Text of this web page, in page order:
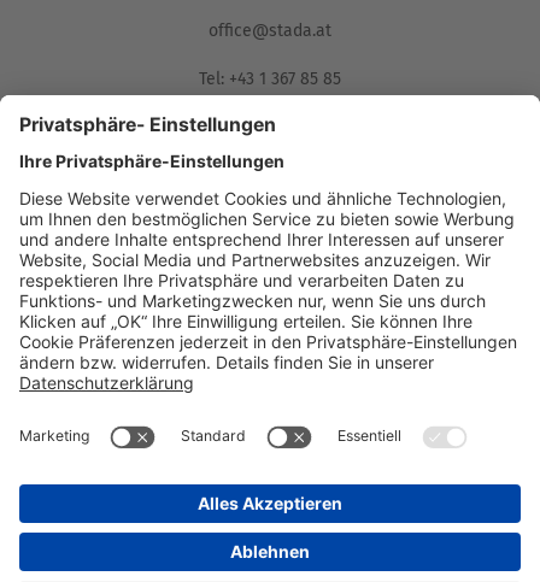
office@stada.at
Tel: +43 1 367 85 85
Fax: 01/367 85 85-85
Muthgasse 36, 1190 Wien
Compliance Reporting Portal
AGB (DE)
Informationspflichten
Impressum
Transparenzrichtlinie